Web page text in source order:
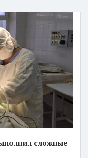
сложные